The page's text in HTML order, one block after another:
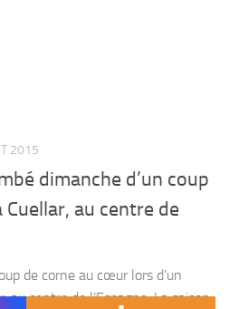
2015
dimanche d’un coup
au centre de
de corne au cœur lors d’un
au centre de l’Espagne. La saison